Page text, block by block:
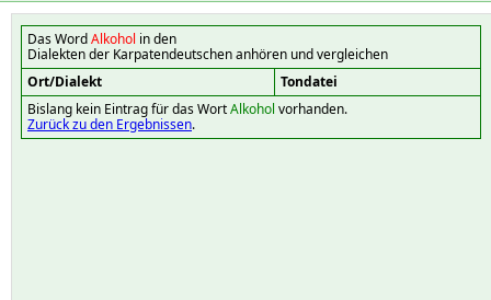
Das WordAlkohol in den
Dialekten der Karpatendeutschen anhören und vergleichen
Ort/Dialekt
Tondatei
Bislang kein Eintrag für das WortAlkohol vorhanden.
Zurück zu den Ergebnissen.